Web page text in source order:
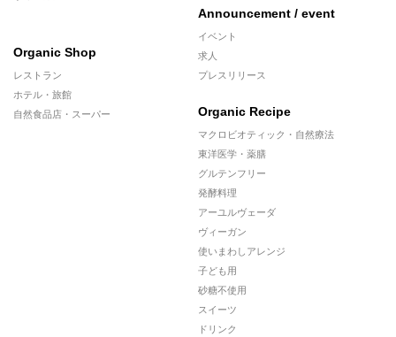
Organic Shop
レストラン
ホテル・旅館
自然食品店・スーパー
Announcement / event
イベント
求人
プレスリリース
Organic Recipe
マクロビオティック・自然療法
東洋医学・薬膳
グルテンフリー
発酵料理
アーユルヴェーダ
ヴィーガン
使いまわしアレンジ
子ども用
砂糖不使用
スイーツ
ドリンク